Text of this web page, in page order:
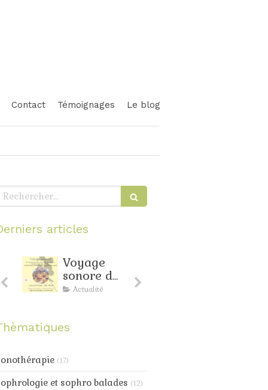
Contact Témoignages Le blog
Rechercher
articles
Voyage
sonore de
juin à
Actualité
(17)
et sophro balades (12)